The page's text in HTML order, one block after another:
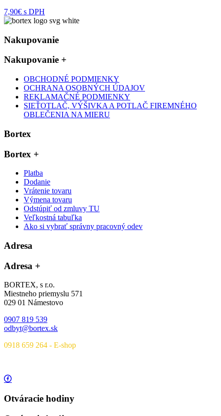
7,90€ s DPH
Nakupovanie
Nakupovanie +
OBCHODNÉ PODMIENKY
OCHRANA OSOBNÝCH ÚDAJOV
REKLAMAČNÉ PODMIENKY
SIEŤOTLAČ, VÝŠIVKA A POTLAČ FIREMNÉHO
OBLEČENIA NA MIERU
Bortex
Bortex +
Platba
Dodanie
Vrátenie tovaru
Výmena tovaru
Odstúpiť od zmluvy TU
Veľkostná tabuľka
Ako si vybrať správny pracovný odev
Adresa
Adresa +
BORTEX, s r.o.
Miestneho priemyslu 571
029 01 Námestovo
0907 819 539
odbyt@bortex.sk
0918 659 264 - E-shop
Otváracie hodiny